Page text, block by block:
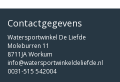
Contactgegevens
Watersportwinkel De Liefde
Moleburren 11
8711JA Workum
info@watersportwinkeldeliefde.nl
0031-515 542004